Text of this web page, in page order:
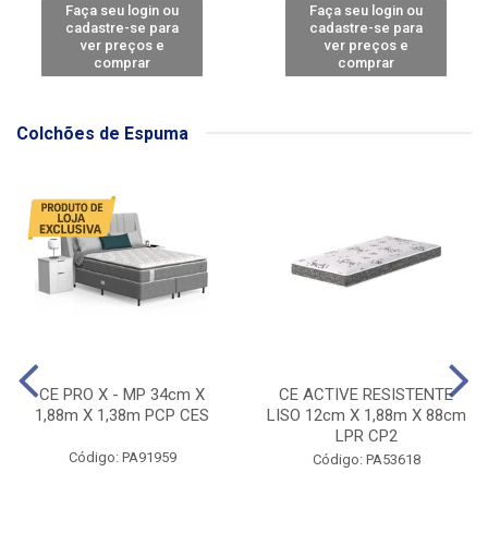
Faça seu login ou
cadastre-se para
ver preços e
comprar
Faça seu login ou
cadastre-se para
ver preços e
comprar
Colchões de Espuma
CE PRO X - MP 34cm X
1,88m X 1,38m PCP CES
Código: PA91959
CE ACTIVE RESISTENTE
LISO 12cm X 1,88m X 88cm
LPR CP2
Código: PA53618